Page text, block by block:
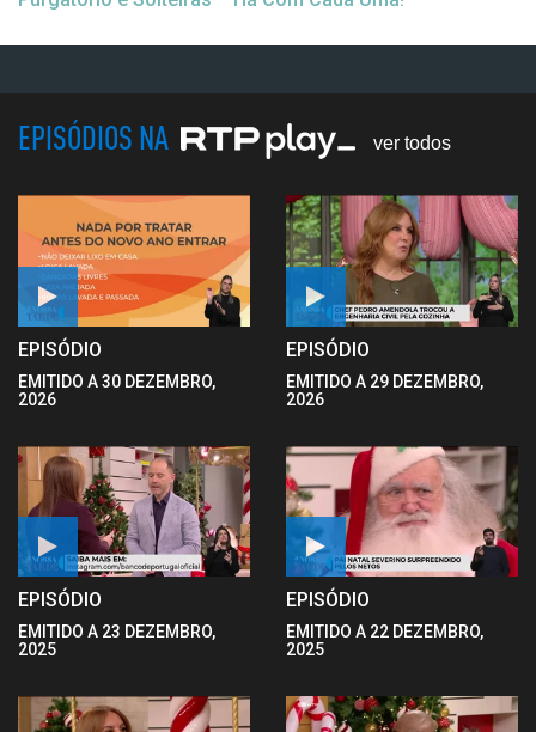
EPISÓDIOS NA ver todos
EPISÓDIO
EMITIDO A 30 DEZEMBRO,
2026
EPISÓDIO
EMITIDO A 29 DEZEMBRO,
2026
EPISÓDIO
EMITIDO A 23 DEZEMBRO,
2025
EPISÓDIO
EMITIDO A 22 DEZEMBRO,
2025